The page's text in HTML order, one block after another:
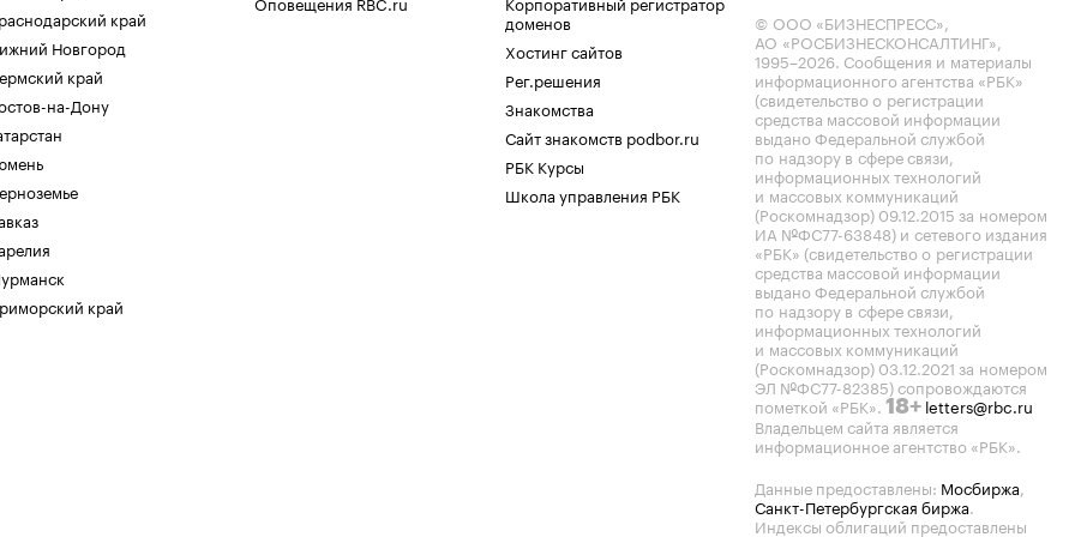
край
Новгород
край
на-Дону
край
доменов
Хостинг сайтов
Рег.решения
Знакомства
Сайт знакомств podbor.ru
РБК Курсы
Школа управления РБК
© ООО «БИЗНЕСПРЕСС»,
АО «РОСБИЗНЕСКОНСАЛТИНГ»,
1995–2026. Сообщения и материалы
информационного агентства «РБК»
(свидетельство о регистрации
средства массовой информации
выдано Федеральной службой
по надзору в сфере связи,
информационных технологий
и массовых коммуникаций
(Роскомнадзор) 09.12.2015 за номером
ИА №ФС77-63848) и сетевого издания
«РБК» (свидетельство о регистрации
средства массовой информации
выдано Федеральной службой
по надзору в сфере связи,
информационных технологий
и массовых коммуникаций
(Роскомнадзор) 03.12.2021 за номером
ЭЛ №ФС77-82385) сопровождаются
пометкой «РБК». 18+ letters@rbc.ru
Владельцем сайта является
информационное агентство «РБК».
Данные предоставлены: Мосбиржа,
Санкт-Петербургская биржа.
Индексы облигаций предоставлены